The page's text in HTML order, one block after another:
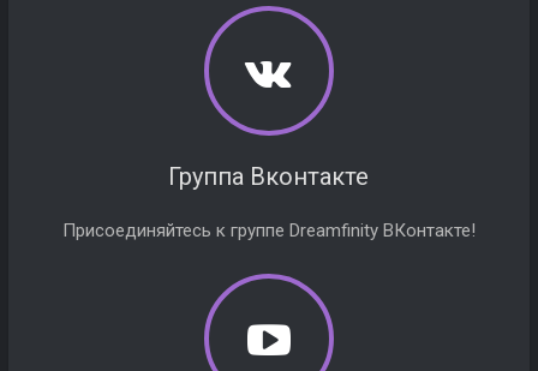
Группа Вконтакте
Присоединяйтесь к группе Dreamfinity ВКонтакте!